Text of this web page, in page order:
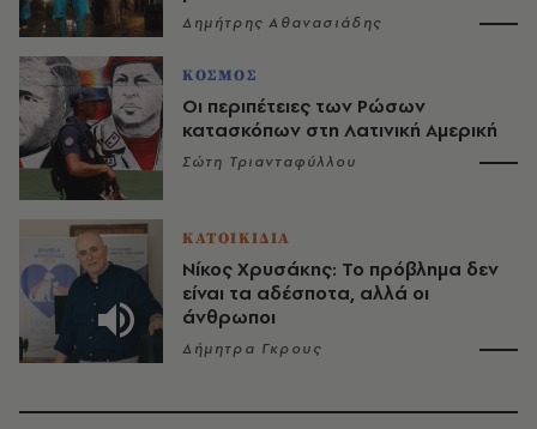
Δημήτρης Αθανασιάδης
ΚΟΣΜΟΣ
Οι περιπέτειες των Ρώσων
κατασκόπων στη Λατινική Αμερική
Σώτη Τριανταφύλλου
ΚΑΤΟΙΚΙΔΙΑ
Νίκος Χρυσάκης: Το πρόβλημα δεν
είναι τα αδέσποτα, αλλά οι
άνθρωποι
Δήμητρα Γκρους